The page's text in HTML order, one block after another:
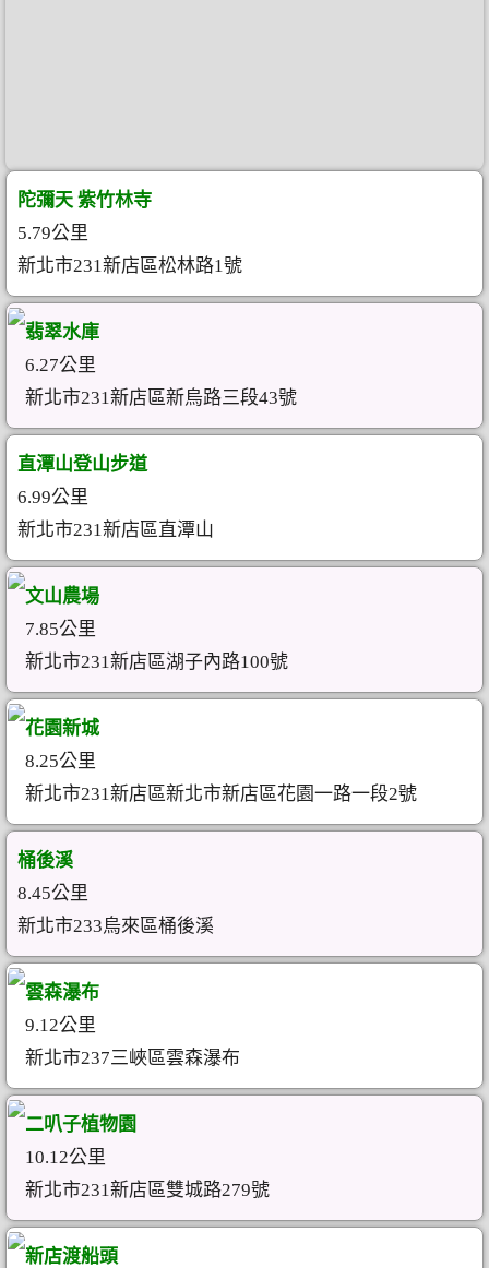
陀彌天 紫竹林寺
5.79公里
新北市231新店區松林路1號
翡翠水庫
6.27公里
新北市231新店區新烏路三段43號
直潭山登山步道
6.99公里
新北市231新店區直潭山
文山農場
7.85公里
新北市231新店區湖子內路100號
花園新城
8.25公里
新北市231新店區新北市新店區花園一路一段2號
桶後溪
8.45公里
新北市233烏來區桶後溪
雲森瀑布
9.12公里
新北市237三峽區雲森瀑布
二叭子植物園
10.12公里
新北市231新店區雙城路279號
新店渡船頭